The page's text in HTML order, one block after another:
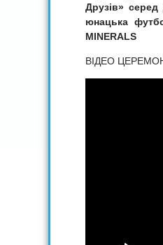
Друзів»
юнацька
MINERALS
ВІДЕО